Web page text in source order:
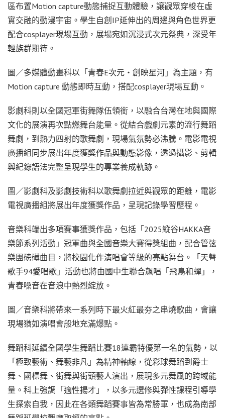
區布置Motion capture動態捕捉互動體驗，讓觀眾穿梭在虛
實交融的動漫宇宙。學生自創IP延伸出的周邊與角色世界更
配合cosplayer現場互動，展場宛如沉浸式次元祭典，深受年
輕族群期待。
圖／多媒體動畫科以「青春E次元‧創映星河」為主題，有
Motion capture 動態即時互動，搭配cosplayer現場互動。
影劇科則以全國冠軍街舞隊伍領銜，以融合台灣在地與國際
文化的展演再次點燃舞台能量。從結合戲劇元素的流行舞蹈
舞劇，到熱力四射的歌舞劇，現場氣氛勢必沸騰。電影電視
廣播組同步展出年度獲獎作品與動態影像，透過攝影、剪輯
與紀錄語法完整呈現學生的專業養成軌跡。
圖／影劇科及影劇技術科以歌舞劇拉近與觀眾的距離，電影
電視廣播組將展出年度獲獎作品，呈現記錄學習歷程。
音樂科端出多項賽事獲獎作品，包括「2025縱谷HAKKA音
樂節系列活動」冠軍曲與全國音樂大賽得獎組曲，配合管弦
樂團磅礡曲目，將校園化作演唱會等級的亮點舞台。「天聲
歌手94愛唱歌」活動也將由國中生聯合飆唱「飛鳥和蟬」，
青春嗓音在音浪中熱烈綻放。
圖／音樂科將帶來一系列時下最火紅最夯之串燒歌曲，會讓
現場猶如演唱會般地充滿爆點。
舞蹈科延續全國學生舞蹈比賽18連霸特優第一名的氣勢，以
「極致藝術、舞藝非凡」為精神軸線，從彩球舞蹈到爵士
舞、國標舞、街舞與街頭藝人演出，展現多元舞風的跨域能
量。科上強調「適性揚才」，以多元選修與彈性課程引導學
生探索自我，因此在各類舞蹈賽事皆為常勝軍，也成為南部